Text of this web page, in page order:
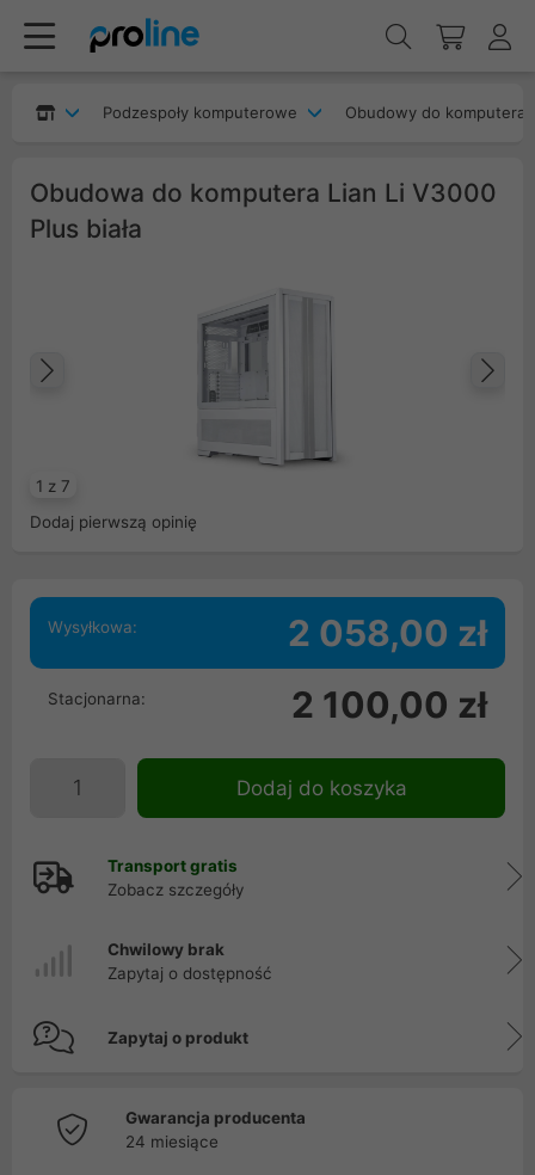
Podzespoły komputerowe Obudowy do komputera
Obudowa do komputera Lian Li V3000
Plus biała
1 z 7
Poprzedni
Dodaj pierwszą opinię
Wysyłkowa: 2 058,00 zł
Stacjonarna: 2 100,00 zł
Dodaj do koszyka
Transport gratis
Zobacz szczegóły
Chwilowy brak
Zapytaj o dostępność
Zapytaj o produkt
Gwarancja producenta
24 miesiące